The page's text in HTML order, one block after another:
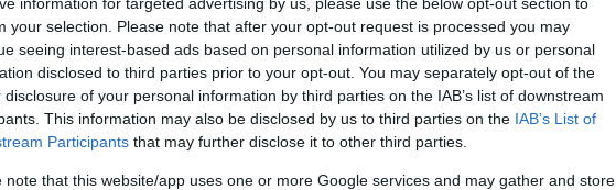
your selection. Please note that after your opt-out request is processed you may
seeing interest-based ads based on personal information utilized by us or personal
disclosed to third parties prior to your opt-out. You may separately opt-out of the
disclosure of your personal information by third parties on the IAB’s list of downstream
This information may also be disclosed by us to third parties on the IAB’s List of
Participants that may further disclose it to other third parties.
note that this website/app uses one or more Google services and may gather and store